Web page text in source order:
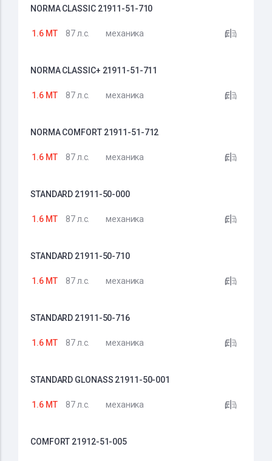
NORMA CLASSIC 21911-51-710
1.6 MT 87 л.с. механика
NORMA CLASSIC+ 21911-51-711
1.6 MT 87 л.с. механика
NORMA COMFORT 21911-51-712
1.6 MT 87 л.с. механика
STANDARD 21911-50-000
1.6 MT 87 л.с. механика
STANDARD 21911-50-710
1.6 MT 87 л.с. механика
STANDARD 21911-50-716
1.6 MT 87 л.с. механика
STANDARD GLONASS 21911-50-001
1.6 MT 87 л.с. механика
COMFORT 21912-51-005